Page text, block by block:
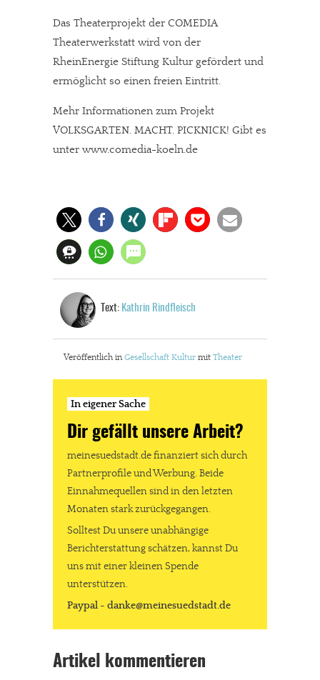
Das Theaterprojekt der COMEDIA
Theaterwerkstatt wird von der
RheinEnergie Stiftung Kultur gefördert und
ermöglicht so einen freien Eintritt.
Mehr Informationen zum Projekt
VOLKSGARTEN. MACHT. PICKNICK! Gibt es
unter www.comedia-koeln.de
Text: Kathrin Rindfleisch
Veröffentlich in Gesellschaft Kultur mit Theater
In eigener Sache
Dir gefällt unsere Arbeit?
meinesuedstadt.de finanziert sich durch
Partnerprofile und Werbung. Beide
Einnahmequellen sind in den letzten
Monaten stark zurückgegangen.
Solltest Du unsere unabhängige
Berichterstattung schätzen, kannst Du
uns mit einer kleinen Spende
unterstützen.
Paypal - danke@meinesuedstadt.de
Artikel kommentieren